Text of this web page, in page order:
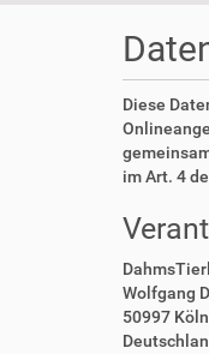
s
i
n
d
h
i
r
Diese
im Art. 4
Wolfgang
50997 Köln